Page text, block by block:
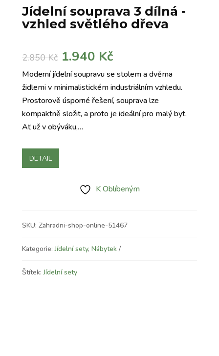
Jídelní souprava 3 dílná -
vzhled světlého dřeva
2.850Kč Původní
cena
byla:
2.850 Kč.
1.940 KčAktuální
cena
je:
1.940 Kč.
Moderní jídelní soupravu se stolem a dvěma
židlemi v minimalistickém industriálním vzhledu.
Prostorově úsporné řešení, souprava lze
kompaktně složit, a proto je ideální pro malý byt.
Ať už v obýváku,…
DETAIL
K Oblíbeným
SKU: Zahradni-shop-online-51467
Kategorie:Jídelní sety, Nábytek
Štítek:Jídelní sety